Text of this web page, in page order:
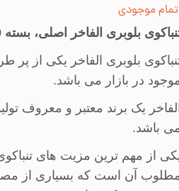
موجودی
بلوبری الفاخر اصلی، بسته 50 گرمی
بلوبری الفاخر یکی از پر
در بازار می باشد.
یک برند معتبر و معروف
باشد.
از مهم ترین مزیت های
آن است که بسیاری از